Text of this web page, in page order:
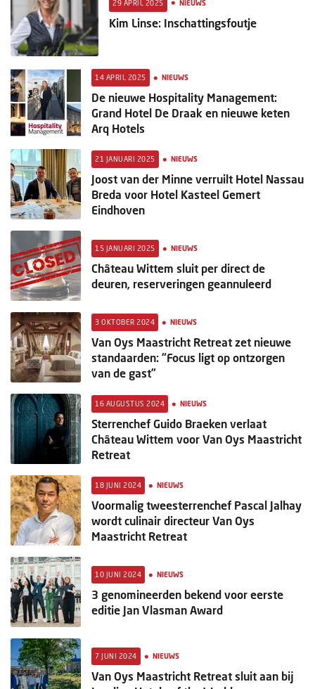
29 APRIL 2025 NIEUWS
Kim Linse: Inschattingsfoutje
14 APRIL 2025 • NIEUWS
De nieuwe Hospitality Management:
Grand Hotel De Draak en nieuwe keten
Arq Hotels
21 JANUARI 2025 • NIEUWS
Joost van der Minne verruilt Hotel Nassau
Breda voor Hotel Kasteel Gemert
Eindhoven
15 JANUARI 2025 • NIEUWS
Château Wittem sluit per direct de
deuren, reserveringen geannuleerd
3 OKTOBER 2024 • NIEUWS
Van Oys Maastricht Retreat zet nieuwe
standaarden: “Focus ligt op ontzorgen
van de gast”
16 AUGUSTUS 2024 • NIEUWS
Sterrenchef Guido Braeken verlaat
Château Wittem voor Van Oys Maastricht
Retreat
18 JUNI 2024 • NIEUWS
Voormalig tweesterrenchef Pascal Jalhay
wordt culinair directeur Van Oys
Maastricht Retreat
10 JUNI 2024 • NIEUWS
3 genomineerden bekend voor eerste
editie Jan Vlasman Award
7 JUNI 2024 • NIEUWS
Van Oys Maastricht Retreat sluit aan bij